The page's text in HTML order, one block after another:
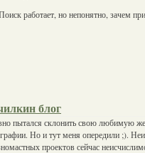
работает, но непонятно, зачем
блог
пытался склонить свою любимую
Но и тут меня опередили ;).
проектов сейчас